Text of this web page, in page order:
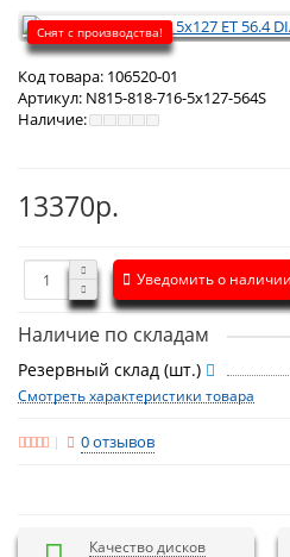
Снят с производства!
Код товара: 106520-01
Артикул: N815-818-716-5x127-564S
Наличие:
13370р.
Уведомить о наличии
Наличие по складам
Резервный склад (шт.)
Смотреть характеристики товара
0 отзывов
Качество дисков